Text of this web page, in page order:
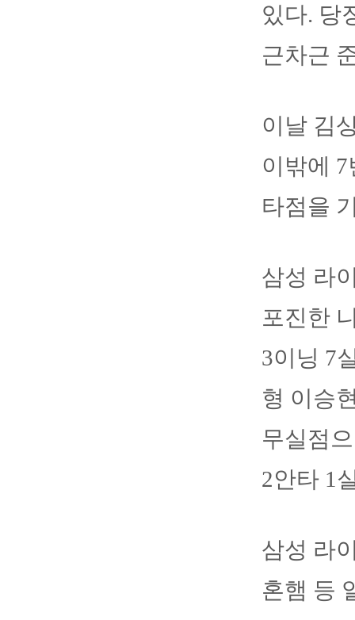
있다. 당
근차근
이날 김
이밖에
타점을
삼성 라
포진한
3이닝 7
형 이승
무실점
2안타 1
삼성 라
혼햄 등